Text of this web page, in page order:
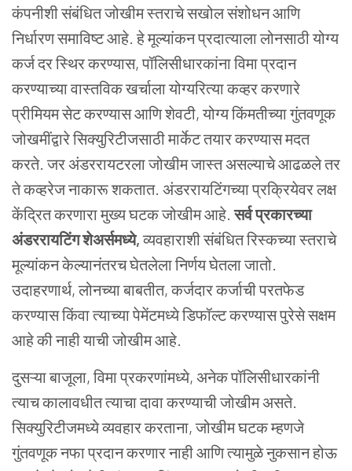
कंपनीशीसंबंधितजोखीमस्तराचेसखोलसंशोधनआणि
निर्धारणसमाविष्टआहे.हेमूल्यांकनप्रदात्यालालोनसाठीयोग्य
कर्जदरस्थिरकरण्यास,पॉलिसीधारकांनाविमाप्रदान
करण्याच्यावास्तविकखर्चालायोग्यरित्याकव्हरकरणारे
प्रीमियमसेटकरण्यासआणिशेवटी,योग्यकिंमतीच्यागुंतवणूक
जोखमींद्वारेसिक्युरिटीजसाठीमार्केटतयारकरण्यासमदत
करते.जरअंडररायटरलाजोखीमजास्तअसल्याचेआढळलेतर
तेकव्हरेजनाकारूशकतात. अंडररायटिंगच्याप्रक्रियेवरलक्ष
केंद्रितकरणारामुख्यघटकजोखीमआहे.सर्वप्रकारच्या
अंडररायटिंगशेअर्समध्ये, व्यवहाराशीसंबंधितरिस्कच्यास्तराचे
मूल्यांकनकेल्यानंतरचघेतलेलानिर्णयघेतलाजातो.
उदाहरणार्थ,लोनच्याबाबतीत,कर्जदारकर्जाचीपरतफेड
करण्यासकिंवात्याच्यापेमेंटमध्येडिफॉल्टकरण्यासपुरेसेसक्षम
आहेकीनाहीयाचीजोखीमआहे.
दुसऱ्याबाजूला,विमाप्रकरणांमध्ये, अनेकपॉलिसीधारकांनी
त्याचकालावधीतत्याचादावाकरण्याचीजोखीमअसते.
सिक्युरिटीजमध्येव्यवहारकरताना,जोखीमघटकम्हणजे
गुंतवणूकनफाप्रदानकरणारनाहीआणित्यामुळेनुकसानहोऊ